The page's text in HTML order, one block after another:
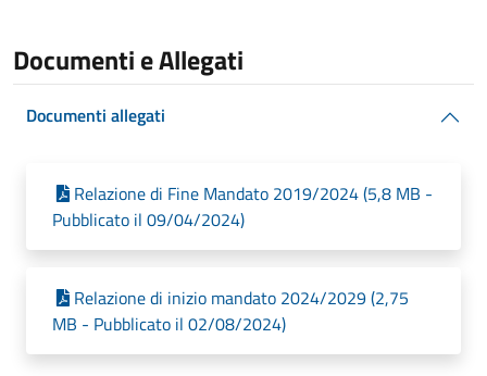
Documenti e Allegati
Documenti allegati
Relazione di Fine Mandato 2019/2024 (5,8 MB -
Pubblicato il 09/04/2024)
Relazione di inizio mandato 2024/2029 (2,75
MB - Pubblicato il 02/08/2024)